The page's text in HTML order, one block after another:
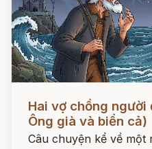
Hai vợ chồng người
Ông già và biển cả)
Câu chuyện kể về một